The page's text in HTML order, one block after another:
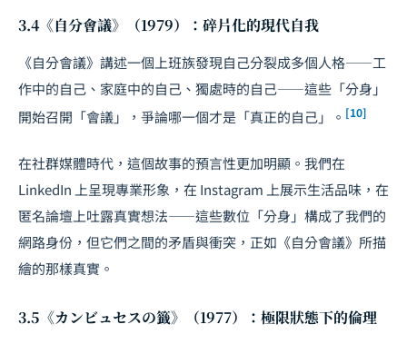
3.4《自分會議》（1979）：碎片化的現代自我
《自分會議》講述一個上班族發現自己分裂成多個人格——工
作中的自己、家庭中的自己、獨處時的自己——這些「分身」
開始召開「會議」，爭論哪一個才是「真正的自己」。 [10]
在社群媒體時代，這個故事的預言性更加明顯。我們在
LinkedIn 上呈現專業形象，在 Instagram 上展示生活品味，在
匿名論壇上吐露真實想法——這些數位「分身」構成了我們的
網路身份，但它們之間的矛盾與衝突，正如《自分會議》所描
繪的那樣真實。
3.5《カンビュセスの籤》（1977）：極限狀態下的倫理